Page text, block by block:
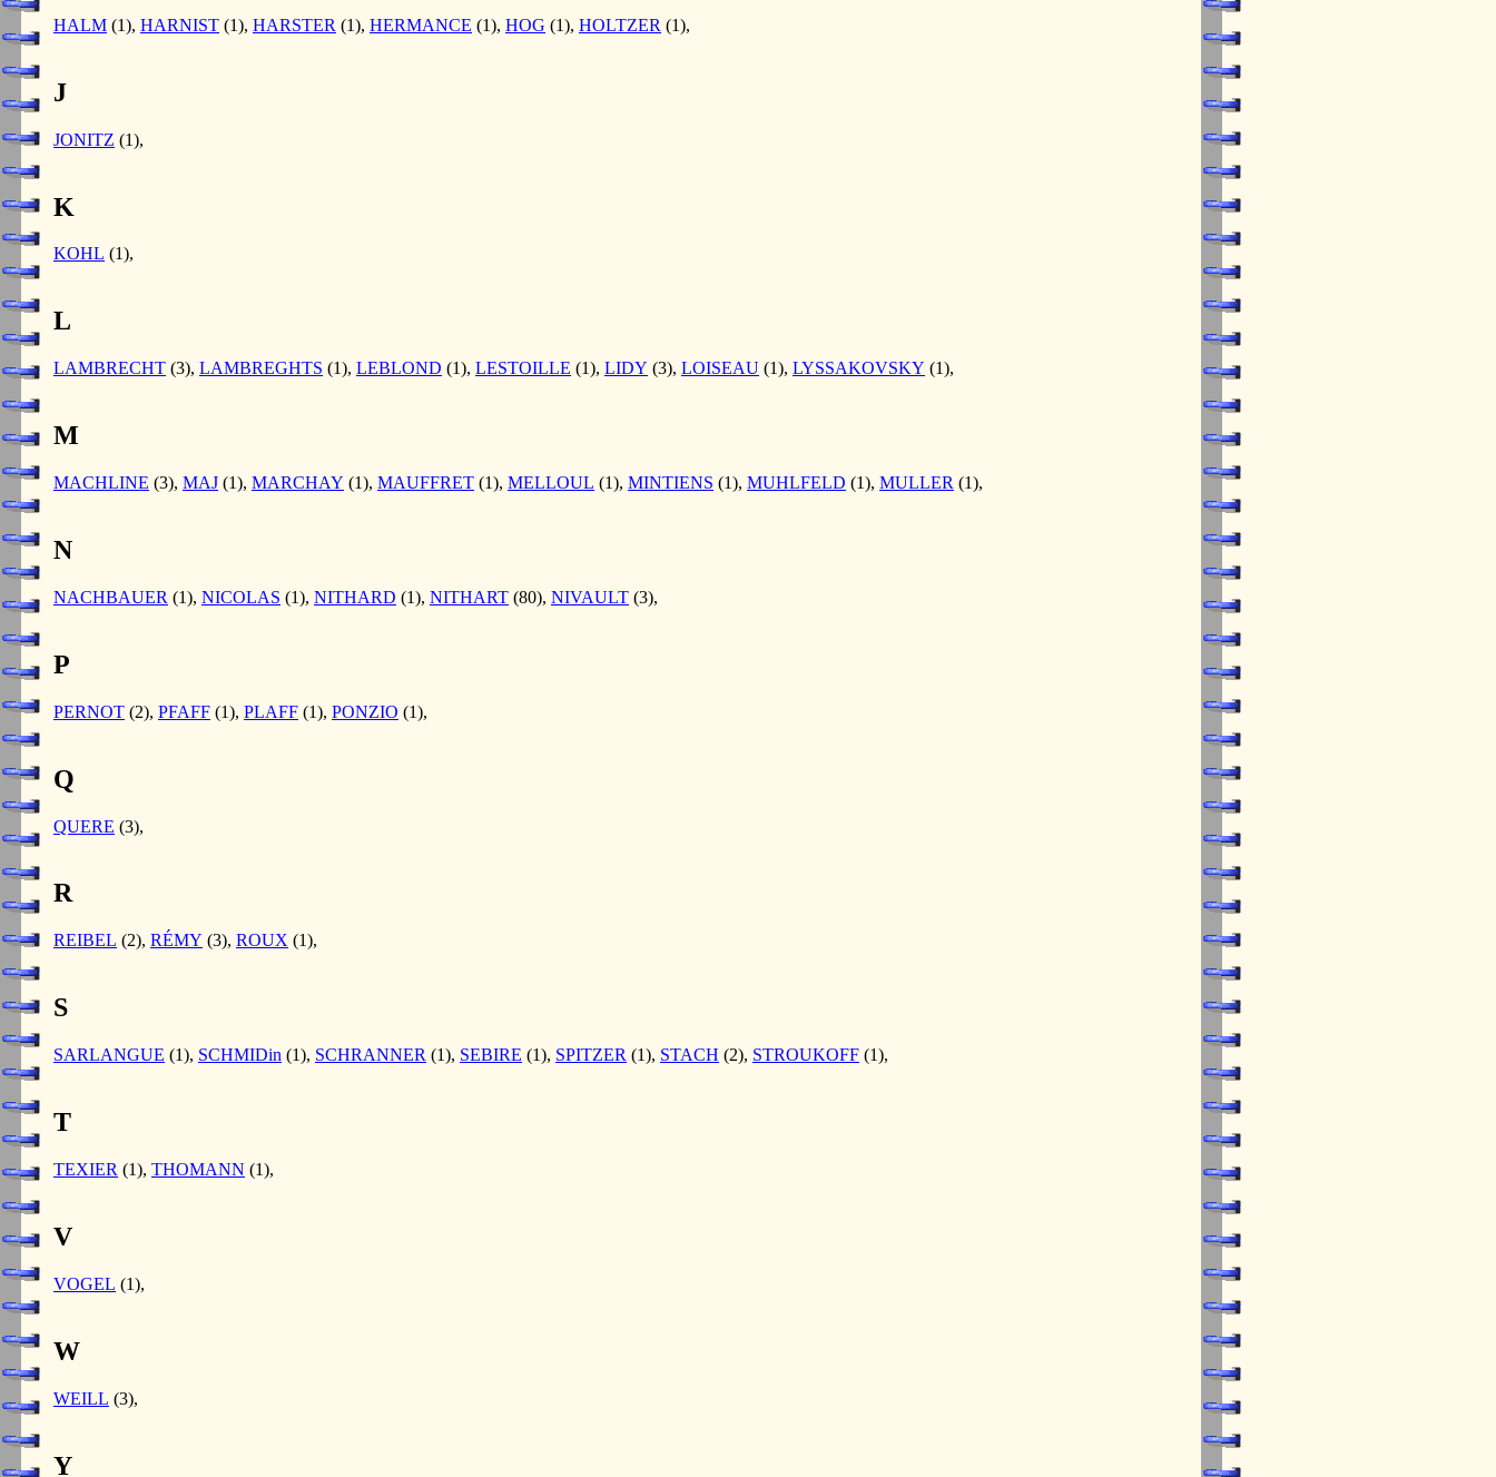
HALM (1), HARNIST (1), HARSTER (1), HERMANCE (1), HOG (1), HOLTZER (1),
J
JONITZ (1),
K
KOHL (1),
L
LAMBRECHT (3), LAMBREGHTS (1), LEBLOND (1), LESTOILLE (1), LIDY (3), LOISEAU (1), LYSSAKOVSKY (1),
M
MACHLINE (3), MAJ (1), MARCHAY (1), MAUFFRET (1), MELLOUL (1), MINTIENS (1), MUHLFELD (1), MULLER (1),
N
NACHBAUER (1), NICOLAS (1), NITHARD (1), NITHART (80), NIVAULT (3),
P
PERNOT (2), PFAFF (1), PLAFF (1), PONZIO (1),
Q
QUERE (3),
R
REIBEL (2), RÉMY (3), ROUX (1),
S
SARLANGUE (1), SCHMIDin (1), SCHRANNER (1), SEBIRE (1), SPITZER (1), STACH (2), STROUKOFF (1),
T
TEXIER (1), THOMANN (1),
V
VOGEL (1),
W
WEILL (3),
Y